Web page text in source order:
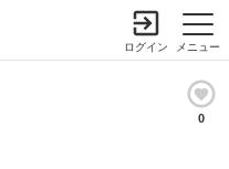
メニュー
ログイン
0